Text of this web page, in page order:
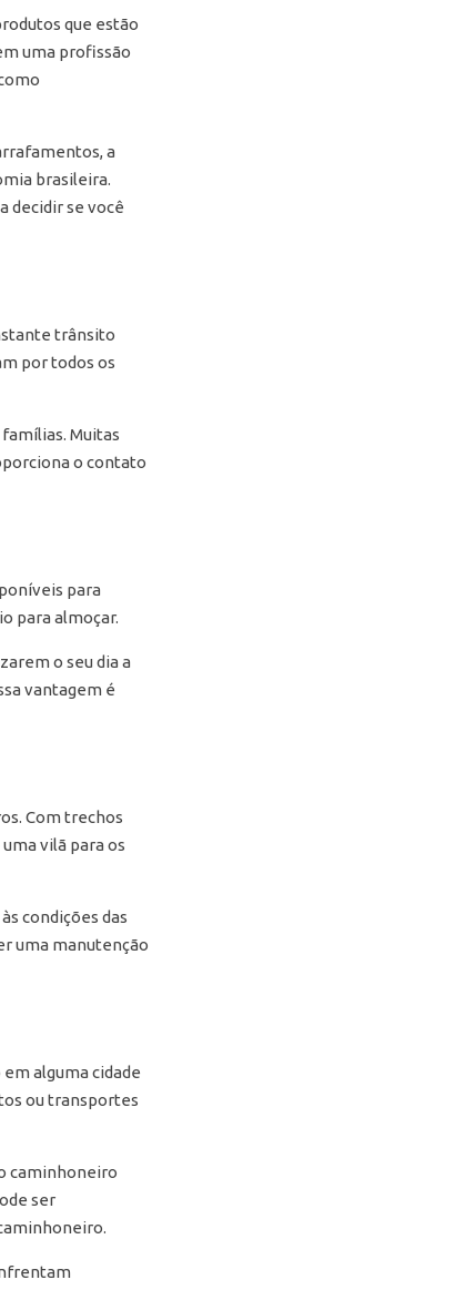
que estão
uma profissão
a
brasileira.
decidir se você
trânsito
por todos os
Muitas
o contato
para
para almoçar.
o seu dia a
vantagem é
Com trechos
vilã para os
condições das
uma manutenção
alguma cidade
ou transportes
caminhoneiro
ser